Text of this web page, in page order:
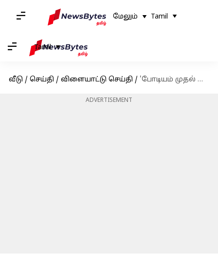
மேலும் Tamil
Tamil
வீடு / செய்தி / விளையாட்டு செய்தி / 'போடியம் முதல் போராட்டம் வரை' : டெல்லியில் மல்யுத்த வீராங்கனைகள் மீண்டும் போராட்டம்
ADVERTISEMENT